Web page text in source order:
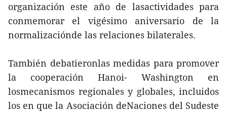
organización este año de lasactividades para
conmemorar el vigésimo aniversario de la
normalizaciónde las relaciones bilaterales.
También debatieronlas medidas para promover
la cooperación Hanoi- Washington en
losmecanismos regionales y globales, incluidos
los en que la Asociación deNaciones del Sudeste